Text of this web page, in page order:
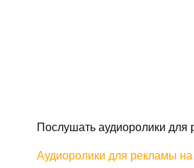
Послушать аудиоролики для
Аудиоролики для рекламы на